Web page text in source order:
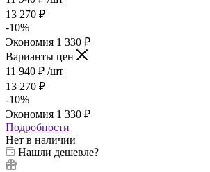
13 270 ₽
-10%
Экономия 1 330 ₽
Варианты цен
11 940 ₽ /шт
13 270 ₽
-10%
Экономия 1 330 ₽
Подробности
Нет в наличии
Нашли дешевле?